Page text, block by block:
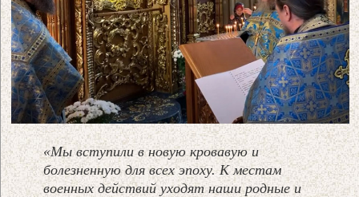
«Мы вступили в новую кровавую и
болезненную для всех эпоху. К местам
военных действий уходят наши родные и